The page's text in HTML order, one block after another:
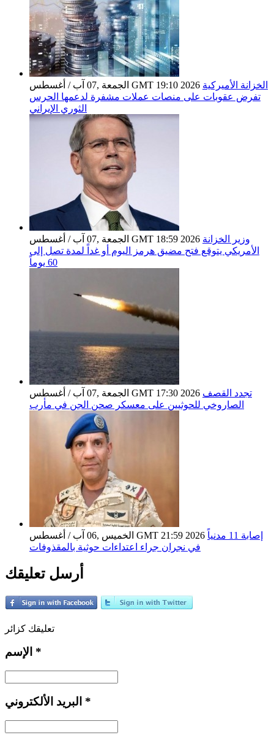
الجمعة ,07 آب / أغسطس GMT 19:10 2026 الخزانة الأميركية
تفرض عقوبات على منصات عملات مشفرة لدعمها الحرس
الثوري الإيراني
الجمعة ,07 آب / أغسطس GMT 18:59 2026 وزير الخزانة
الأمريكي يتوقع فتح مضيق هرمز اليوم أو غداً لمدة تصل إلى
60 يوماً
الجمعة ,07 آب / أغسطس GMT 17:30 2026 تجدد القصف
الصاروخي للحوثيين على معسكر صحن الجن في مأرب
الخميس ,06 آب / أغسطس GMT 21:59 2026 إصابة 11 مدنياً
في نجران جراء اعتداءات حوثية بالمقذوفات
أرسل تعليقك
تعليقك كزائر
*
*